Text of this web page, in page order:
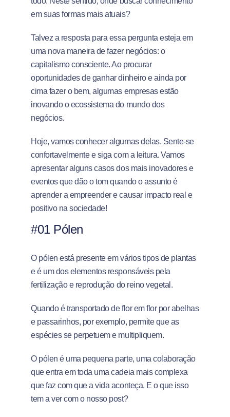
em suas formas mais atuais?
Talvez a resposta para essa pergunta esteja em
uma nova maneira de fazer negócios: o
capitalismo consciente. Ao procurar
oportunidades de ganhar dinheiro e ainda por
cima fazer o bem, algumas empresas estão
inovando o ecossistema do mundo dos
negócios.
Hoje, vamos conhecer algumas delas. Sente-se
confortavelmente e siga com a leitura. Vamos
apresentar alguns casos dos mais inovadores e
eventos que dão o tom quando o assunto é
aprender a empreender e causar impacto real e
positivo na sociedade!
#01 Pólen
O pólen está presente em vários tipos de plantas
e é um dos elementos responsáveis pela
fertilização e reprodução do reino vegetal.
Quando é transportado de flor em flor por abelhas
e passarinhos, por exemplo, permite que as
espécies se perpetuem e multipliquem.
O pólen é uma pequena parte, uma colaboração
que entra em toda uma cadeia mais complexa
que faz com que a vida aconteça. E o que isso
tem a ver com o nosso post?